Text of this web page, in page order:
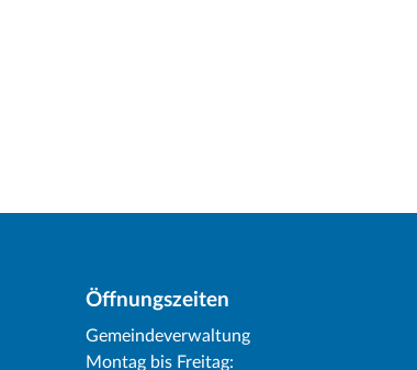
Öffnungszeiten
Gemeindeverwaltung
Montag bis Freitag: